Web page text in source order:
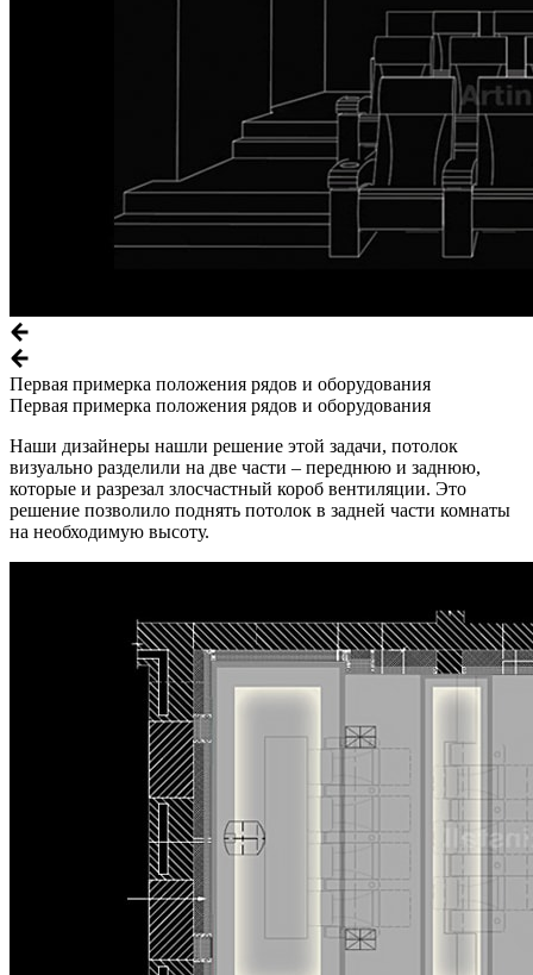
Первая примерка положения рядов и оборудования
Первая примерка положения рядов и оборудования
Наши дизайнеры нашли решение этой задачи, потолок
визуально разделили на две части – переднюю и заднюю,
которые и разрезал злосчастный короб вентиляции. Это
решение позволило поднять потолок в задней части комнаты
на необходимую высоту.